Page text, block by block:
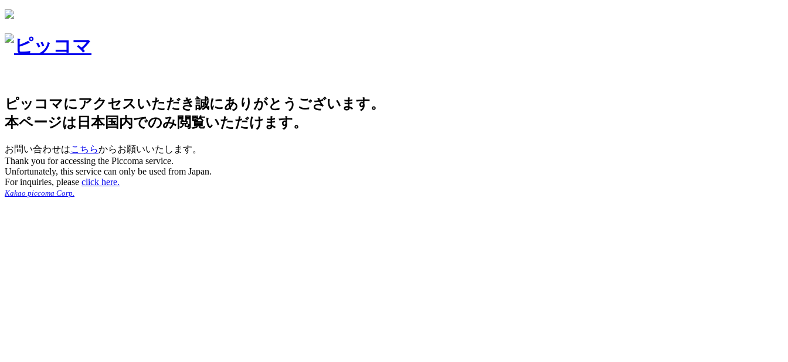
ピッコマにアクセスいただき誠にありがとうございます。
本ページは日本国内でのみ閲覧いただけます。
お問い合わせはこちらからお願いいたします。
Thank you for accessing the Piccoma service.
Unfortunately, this service can only be used from Japan.
For inquiries, please click here.
Kakao piccoma Corp.